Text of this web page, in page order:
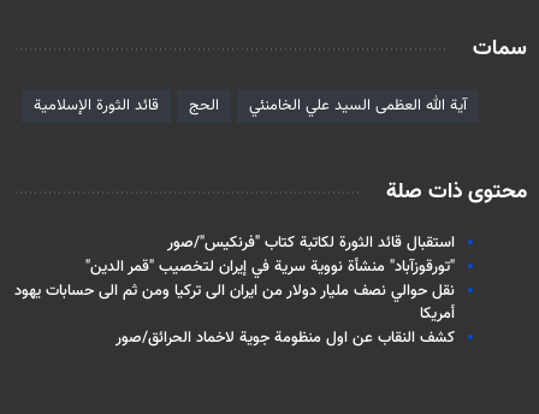
سمات
آية الله العظمى السيد علي الخامنئي الحج قائد الثورة الإسلامية
محتوى ذات صلة
استقبال قائد الثورة لكاتبة كتاب "فرنكيس"/صور
"تورقوزآباد" منشأة نووية سرية في إيران لتخصيب "قمر الدين"
نقل حوالي نصف مليار دولار من ايران الى تركيا ومن ثم الى حسابات يهود
أمريكا
كشف النقاب عن اول منظومة جوية لاخماد الحرائق/صور